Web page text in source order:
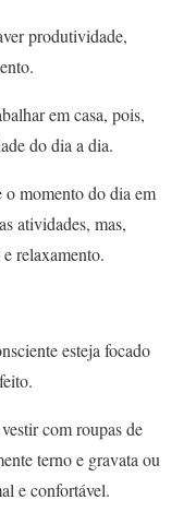
produtividade,
em casa, pois,
do dia a dia.
o momento do dia em
atividades, mas,
relaxamento.
esteja focado
com roupas de
terno e gravata ou
e confortável.